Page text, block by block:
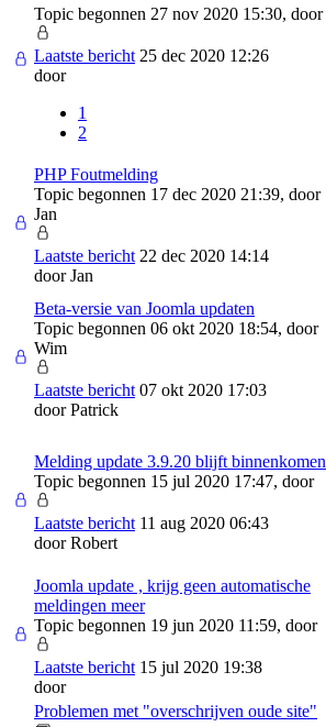
Topic begonnen 27 nov 2020 15:30, door
Laatste bericht 25 dec 2020 12:26
door
1
2
PHP Foutmelding
Topic begonnen 17 dec 2020 21:39, door
Jan
Laatste bericht 22 dec 2020 14:14
doorJan
Beta-versie van Joomla updaten
Topic begonnen 06 okt 2020 18:54, door
Wim
Laatste bericht 07 okt 2020 17:03
doorPatrick
Melding update 3.9.20 blijft binnenkomen
Topic begonnen 15 jul 2020 17:47, door
Laatste bericht 11 aug 2020 06:43
doorRobert
Joomla update , krijg geen automatische
meldingen meer
Topic begonnen 19 jun 2020 11:59, door
Laatste bericht 15 jul 2020 19:38
door
Problemen met "overschrijven oude site"